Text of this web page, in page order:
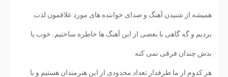
همیشه از شنیدن آهنگ و صدای خواننده های مورد علاقمون لذت
بردیم و گه گاهی با بعضی از این آهنگ ها خاطره ساختیم. خوب یا
بدش چندان فرقی نمی کنه
هر کدوم از ما طرفدار تعداد محدودی از این هنرمندان هستیم و با